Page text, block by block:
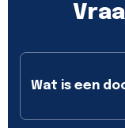
Wat is een